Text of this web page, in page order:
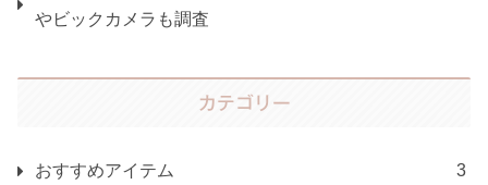
やビックカメラも調査
カテゴリー
おすすめアイテム 3